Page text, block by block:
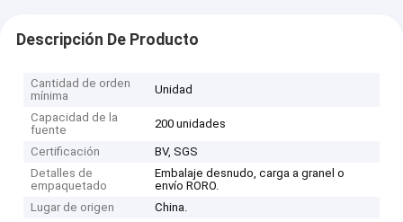
Descripción De Producto
Cantidad de orden
mínima
Unidad
Capacidad de la
fuente
200 unidades
Certificación
BV, SGS
Detalles de
empaquetado
Embalaje desnudo, carga a granel o
envío RORO.
Lugar de origen
China.